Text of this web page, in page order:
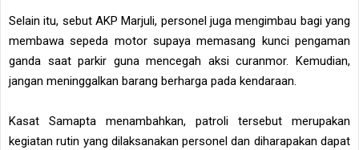
Selain itu, sebut AKP Marjuli, personel juga mengimbau bagi yang
membawa sepeda motor supaya memasang kunci pengaman
ganda saat parkir guna mencegah aksi curanmor. Kemudian,
jangan meninggalkan barang berharga pada kendaraan.
Kasat Samapta menambahkan, patroli tersebut merupakan
kegiatan rutin yang dilaksanakan personel dan diharapakan dapat